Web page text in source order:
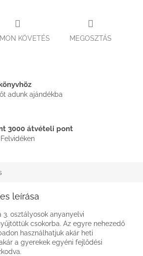
KÖVETÉS MEGOSZTÁS
adunk ajándékba
3000 átvételi pont
leírása
3. osztályosok anyanyelvi
csokorba. Az egyre nehezedő
használhatjuk akár heti
a gyerekek egyéni fejlődési